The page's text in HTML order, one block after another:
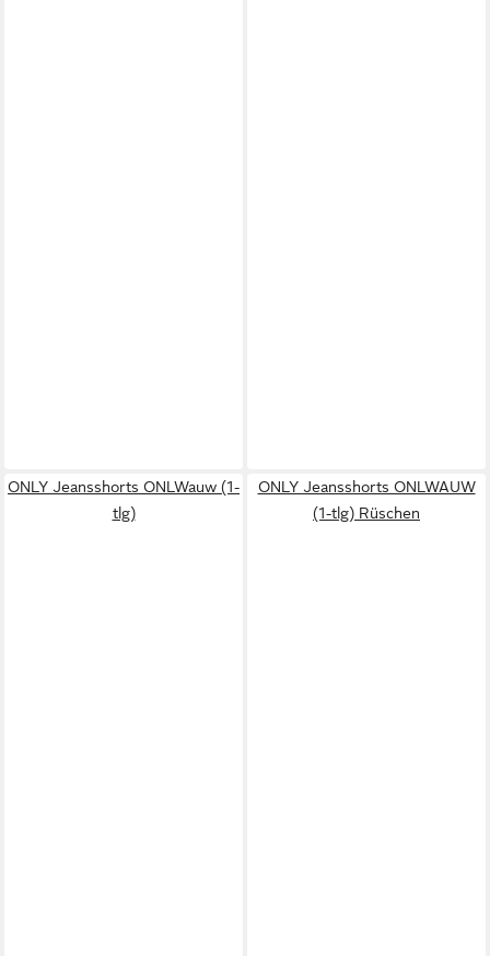
ONLY Jeansshorts ONLWauw (1-
tlg)
ONLY Jeansshorts ONLWAUW
(1-tlg) Rüschen